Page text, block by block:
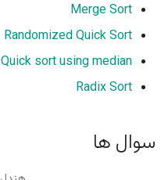
Merge Sort
Randomized Quick Sort
Quick sort using median
Radix Sort
سوال ها